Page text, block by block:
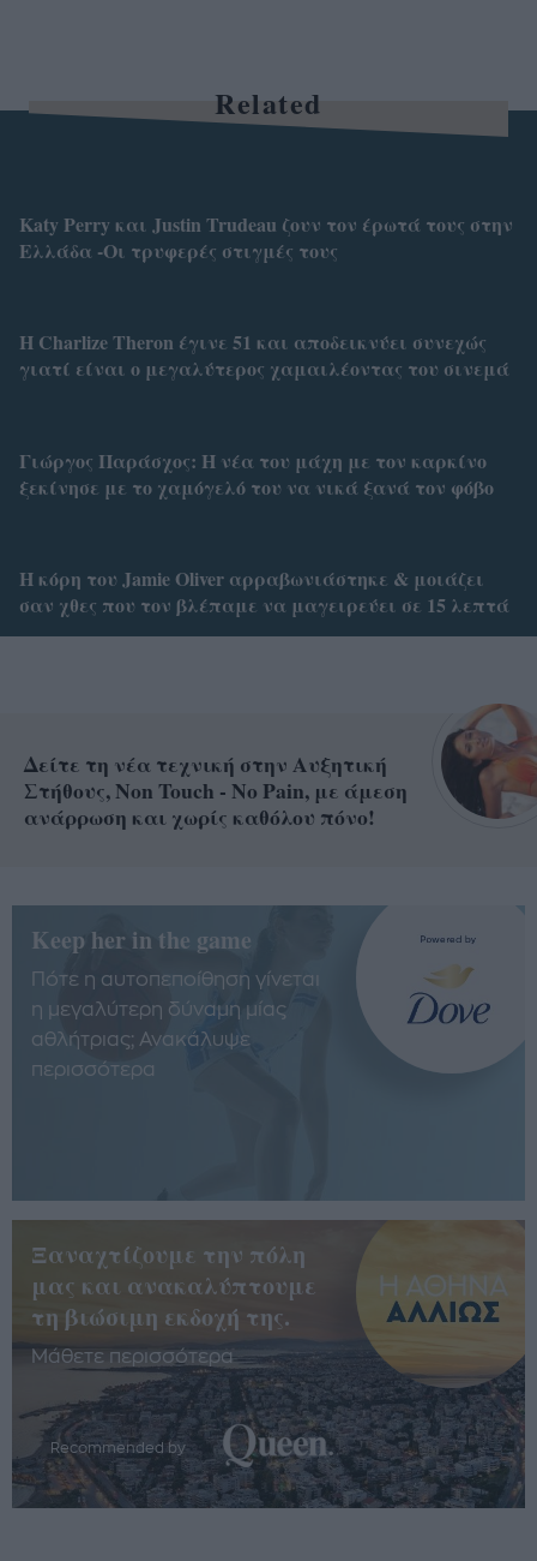
Related
Katy Perry και Justin Trudeau ζουν τον έρωτά τους στην
Ελλάδα -Οι τρυφερές στιγμές τους
Η Charlize Theron έγινε 51 και αποδεικνύει συνεχώς
γιατί είναι ο μεγαλύτερος χαμαιλέοντας του σινεμά
Γιώργος Παράσχος: Η νέα του μάχη με τον καρκίνο
ξεκίνησε με το χαμόγελό του να νικά ξανά τον φόβο
Η κόρη του Jamie Oliver αρραβωνιάστηκε & μοιάζει
σαν χθες που τον βλέπαμε να μαγειρεύει σε 15 λεπτά
Δείτε τη νέα τεχνική στην Αυξητική
Στήθους, Non Touch - No Pain, με άμεση
ανάρρωση και χωρίς καθόλου πόνο!
Keep her in the game
Πότε η αυτοπεποίθηση γίνεται
η μεγαλύτερη δύναμη μίας
αθλήτριας; Ανακάλυψε
περισσότερα
Ξαναχτίζουμε την πόλη
μας και ανακαλύπτουμε
τη βιώσιμη εκδοχή της.
Μάθετε περισσότερα
Recommended by